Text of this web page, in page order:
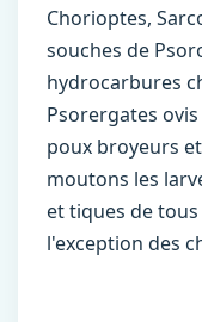
Chorioptes,
souches de
hydrocarbures
Psorergates
poux broyeurs
moutons les
et tiques de
l'exception des